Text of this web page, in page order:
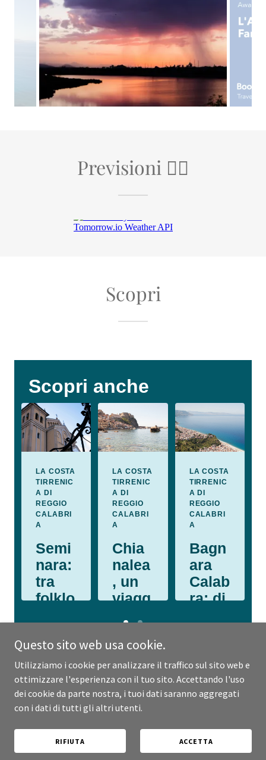
Previsioni 🏄‍♂️
Scopri
Copyright © 2026 anticoportone.com - Tutti i diritti riservati.
Questo sito web usa cookie.
Utilizziamo i cookie per analizzare il traffico sul sito web e
ottimizzare l'esperienza con il tuo sito. Accettando l'uso
dei cookie da parte nostra, i tuoi dati saranno aggregati
con i dati di tutti gli altri utenti.
RIFIUTA ACCETTA